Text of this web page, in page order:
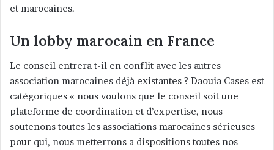
et marocaines.
Un lobby marocain en France
Le conseil entrera t-il en conflit avec les autres
association marocaines déjà existantes ? Daouia Cases est
catégoriques « nous voulons que le conseil soit une
plateforme de coordination et d’expertise, nous
soutenons toutes les associations marocaines sérieuses
pour qui, nous metterrons a dispositions toutes nos